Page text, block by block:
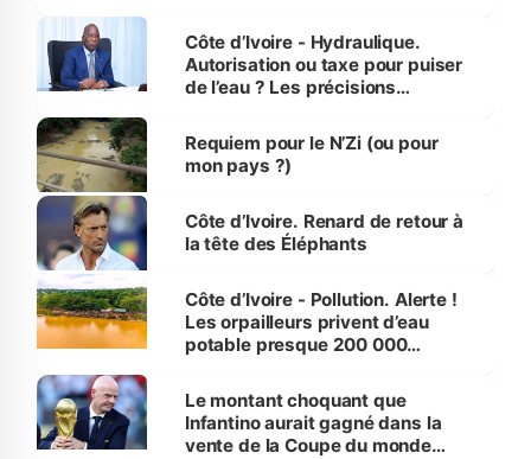
Côte d’Ivoire - Hydraulique.
Autorisation ou taxe pour puiser
de l’eau ? Les précisions
Requiem pour le N’Zi (ou pour
mon pays ?)
Côte d’Ivoire. Renard de retour à
la tête des Éléphants
Côte d’Ivoire - Pollution. Alerte !
Les orpailleurs privent d’eau
potable presque 200 000
Le montant choquant que
Infantino aurait gagné dans la
vente de la Coupe du monde